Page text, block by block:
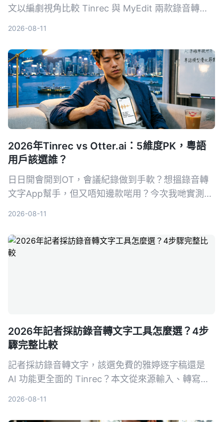
文以編劇視角比較 Tinrec 與 MyEdit 兩款錄音轉文
素材。
2026-08-11
2026年Tinrec vs Otter.ai：5維度PK，粵語
用戶該選誰？
日日開會開到OT，會議紀錄做到手軟？想搵錄音轉
文字App幫手，但又唔知邊款啱用？今次我哋實測
港打工仔嘅選擇。
2026-08-11
2026年記者採訪錄音轉文字工具怎麼選？4步
驟完整比較
記者採訪錄音轉文字，該選免費的雅婷逐字稿還是
AI 功能更全面的 Tinrec？本文從來源輸入、轉寫後
2026-08-11